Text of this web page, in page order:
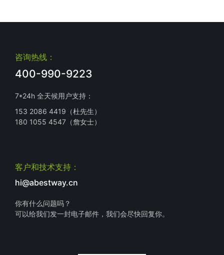
咨询热线：
400-990-9223
7*24h 全天候用户支持：
153 2086 4419（杜先生）
180 1055 4547（詹女士）
客户和技术支持：
hi@abestway.cn
你有什么问题吗？
可以给我们发一封电子邮件，我们会尽快回复你。